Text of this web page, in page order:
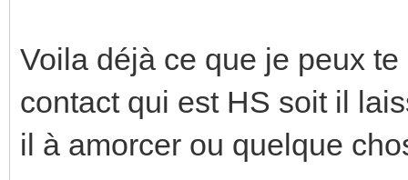
Voila déjà ce que je peux
contact qui est HS soit il
il à amorcer ou quelque